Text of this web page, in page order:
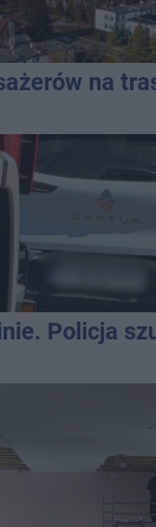
na
Policja